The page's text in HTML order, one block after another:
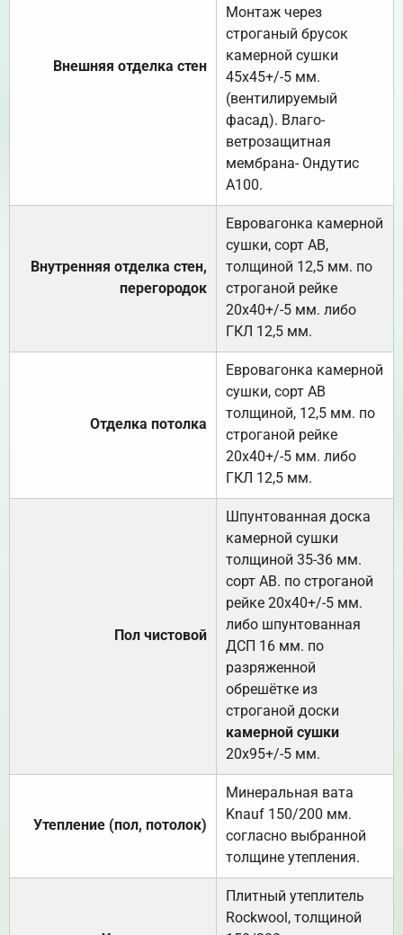
Внешняя отделка стен
Монтаж через
строганый брусок
камерной сушки
45х45+/-5 мм.
(вентилируемый
фасад). Влаго-
ветрозащитная
мембрана- Ондутис
А100.
Внутренняя отделка стен,
перегородок
Евровагонка камерной
сушки, сорт АВ,
толщиной 12,5 мм. по
строганой рейке
20х40+/-5 мм. либо
ГКЛ 12,5 мм.
Отделка потолка
Евровагонка камерной
сушки, сорт АВ
толщиной, 12,5 мм. по
строганой рейке
20х40+/-5 мм. либо
ГКЛ 12,5 мм.
Пол чистовой
Шпунтованная доска
камерной сушки
толщиной 35-36 мм.
сорт АВ. по строганой
рейке 20х40+/-5 мм.
либо шпунтованная
ДСП 16 мм. по
разряженной
обрешётке из
строганой доски
камерной сушки
20х95+/-5 мм.
Утепление (пол, потолок)
Минеральная вата
Knauf 150/200 мм.
согласно выбранной
толщине утепления.
Плитный утеплитель
Rockwool, толщиной